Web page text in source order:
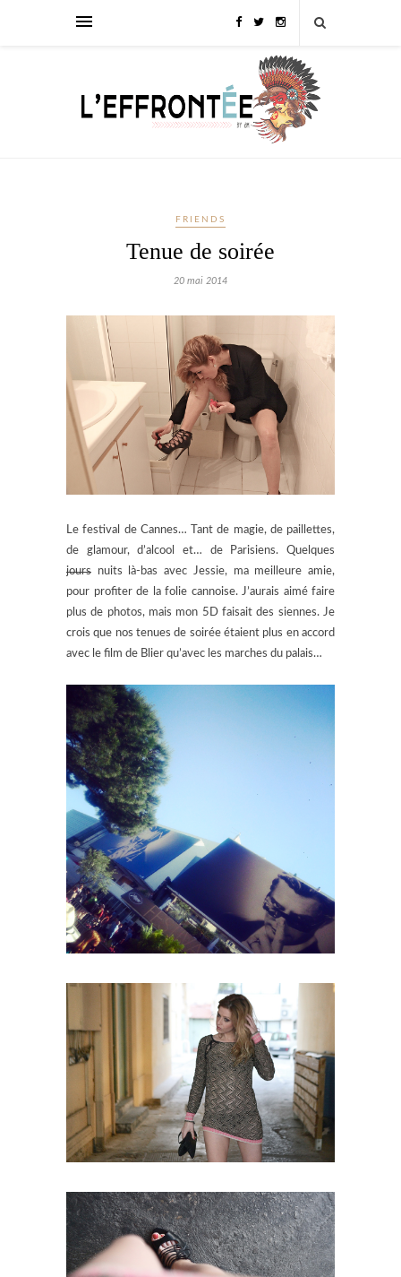
FRIENDS
Tenue de soirée
20 mai 2014
Le festival de Cannes… Tant de magie, de paillettes,
de glamour, d’alcool et… de Parisiens. Quelques
jours nuits là-bas avec Jessie, ma meilleure amie,
pour profiter de la folie cannoise. J’aurais aimé faire
plus de photos, mais mon 5D faisait des siennes. Je
crois que nos tenues de soirée étaient plus en accord
avec le film de Blier qu’avec les marches du palais…